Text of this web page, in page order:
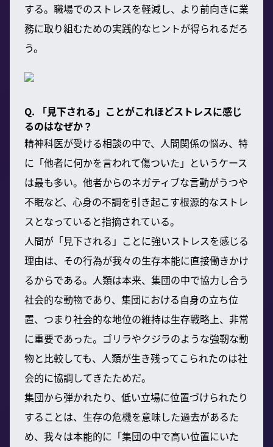
する。職場でのストレスを軽減し、より前向きに業
務に取り組むための実践的なヒントが得られるだろ
う。
Q. 「見下される」ことがこれほどストレスに感じ
るのはなぜか？
精神科医が受ける相談の中で、人間関係の悩み、特
に「他者に何かを言われて傷ついた」というケース
は最も多い。他者からのネガティブな言動がうつや
不眠など、心身の不調を引き起こす根源的なストレ
スとなっていると指摘されている。
人間が「見下される」ことに強いストレスを感じる
理由は、その行為が我々の生存本能に直接働きかけ
るからである。人類は本来、集団の中で協力し合う
社会的な動物であり、集団における自身の立ち位
置、つまり社会的な地位の維持は生存戦略上、非常
に重要であった。ゴリラやクジラのような強靭な動
物と比較しても、人類が生き残ってこられたのは社
会的に協調してきたためだ。
集団から弾かれたり、低い立場に位置づけられたり
することは、生存の危機を意味した過去があるた
め、我々は本能的に「集団の中で高い位置にいた